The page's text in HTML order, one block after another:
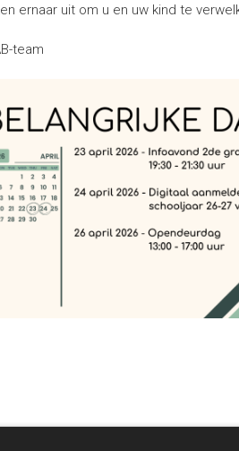
ernaar uit om u en uw kind te
team